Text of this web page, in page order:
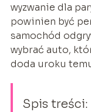
wyzwanie dla
powinien być
samochód
wybrać auto,
doda uroku
Spis treści: